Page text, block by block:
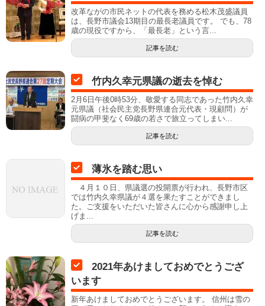
改革ながの市民ネットの代表を務める松木茂盛議員
は、長野市議会13期目の最長老議員です。 でも、78
歳の現役ですから、「最長老」という言...
記事を読む
竹内久幸元県議の逝去を悼む
2月6日午後0時53分、敬愛する同志であった竹内久幸
元県議（社会民主党長野県連合元代表・現顧問）が
闘病の甲斐なく69歳の若さで旅立ってしまい...
記事を読む
薄氷を踏む思い
４月１０日、県議選の投開票が行われ、長野市区
では竹内久幸県議が４選を果たすことができまし
た。ご支援をいただいた皆さんに心から感謝申し上
げま...
記事を読む
2021年あけましておめでとうござ
います
新年あけましておめでとうございます。 信州は雪の